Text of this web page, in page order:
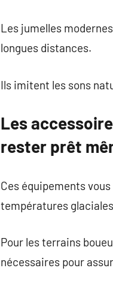
Les jumelles
longues distances.
Ils imitent les sons
Les
rester prêt
Ces équipements
températures
Pour les terrains
nécessaires pour